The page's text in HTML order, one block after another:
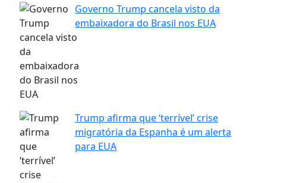
Governo Trump cancela visto da
embaixadora do Brasil nos EUA
Trump afirma que ‘terrível’ crise
migratória da Espanha é um alerta
para EUA